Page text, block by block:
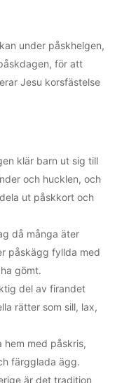
under påskhelgen,
för att
Jesu korsfästelse
klär barn ut sig till
och hucklen, och
ut påskkort och
då många äter
påskägg fyllda med
gömt.
del av firandet
rätter som sill, lax,
hem med påskris,
färgglada ägg.
är det tradition